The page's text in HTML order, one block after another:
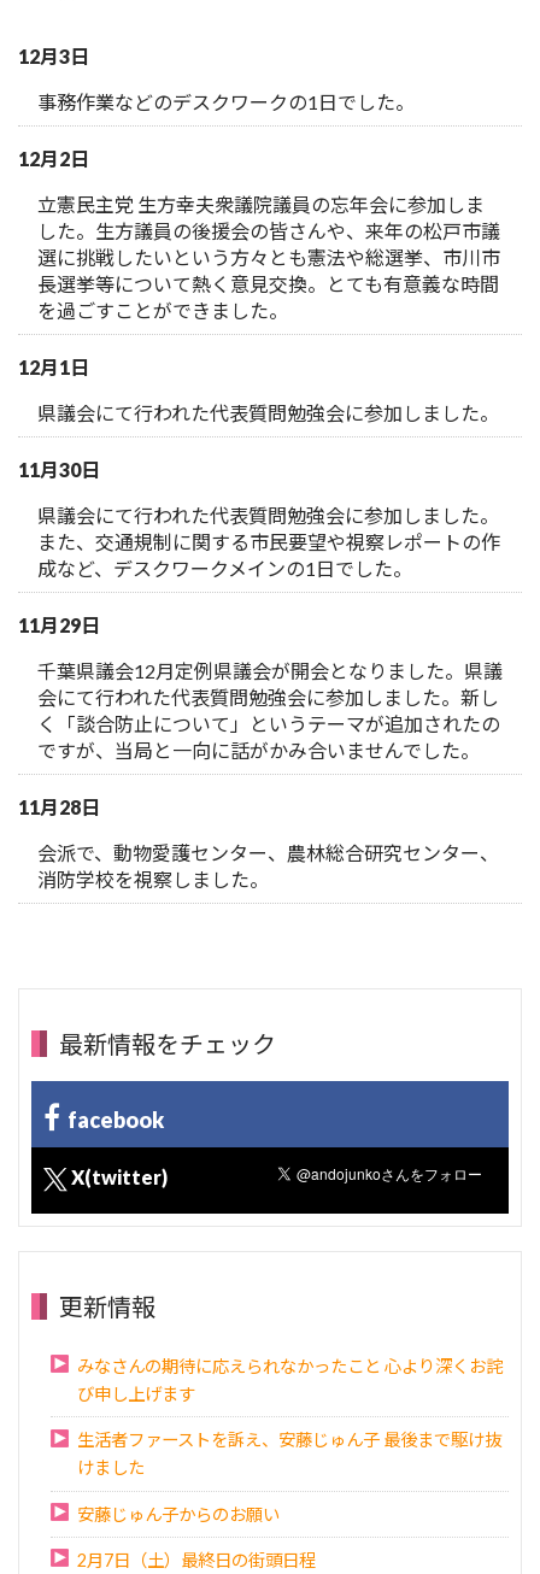
12月3日
事務作業などのデスクワークの1日でした。
12月2日
立憲民主党 生方幸夫衆議院議員の忘年会に参加しま
した。生方議員の後援会の皆さんや、来年の松戸市議
選に挑戦したいという方々とも憲法や総選挙、市川市
長選挙等について熱く意見交換。とても有意義な時間
を過ごすことができました。
12月1日
県議会にて行われた代表質問勉強会に参加しました。
11月30日
県議会にて行われた代表質問勉強会に参加しました。
また、交通規制に関する市民要望や視察レポートの作
成など、デスクワークメインの1日でした。
11月29日
千葉県議会12月定例県議会が開会となりました。県議
会にて行われた代表質問勉強会に参加しました。新し
く「談合防止について」というテーマが追加されたの
ですが、当局と一向に話がかみ合いませんでした。
11月28日
会派で、動物愛護センター、農林総合研究センター、
消防学校を視察しました。
最新情報をチェック
facebook
X(twitter)
更新情報
みなさんの期待に応えられなかったこと 心より深くお詫
び申し上げます
生活者ファーストを訴え、安藤じゅん子 最後まで駆け抜
けました
安藤じゅん子からのお願い
2月7日（土）最終日の街頭日程